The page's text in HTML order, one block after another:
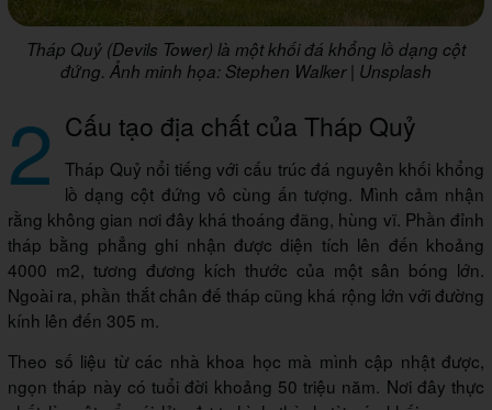
Tháp Quỷ (Devils Tower) là một khối đá khổng lồ dạng cột
đứng. Ảnh minh họa: Stephen Walker | Unsplash
2 Cấu tạo địa chất của Tháp Quỷ
Tháp Quỷ nổi tiếng với cấu trúc đá nguyên khối khổng
lồ dạng cột đứng vô cùng ấn tượng. Mình cảm nhận
rằng không gian nơi đây khá thoáng đãng, hùng vĩ. Phần đỉnh
tháp bằng phẳng ghi nhận được diện tích lên đến khoảng
4000 m2, tương đương kích thước của một sân bóng lớn.
Ngoài ra, phần thắt chân đế tháp cũng khá rộng lớn với đường
kính lên đến 305 m.
Theo số liệu từ các nhà khoa học mà mình cập nhật được,
ngọn tháp này có tuổi đời khoảng 50 triệu năm. Nơi đây thực